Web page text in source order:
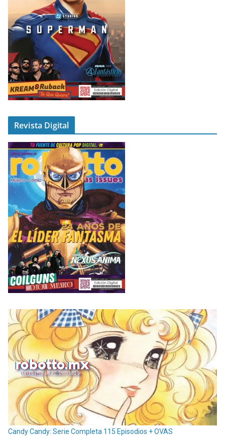
Revista Digital
Candy Candy: Serie Completa 115 Episodios + OVAS